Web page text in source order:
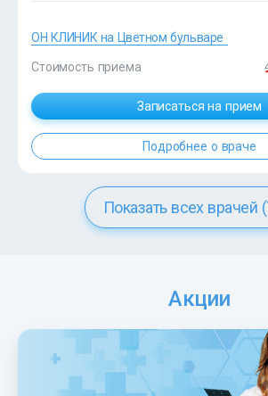
?>
ОН КЛИНИК на Цветном бульваре
Стоимость приема
Записаться на прием
Подробнее о враче
Показать всех врачей
Акции